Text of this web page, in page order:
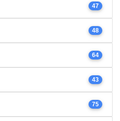
47
48
64
43
75